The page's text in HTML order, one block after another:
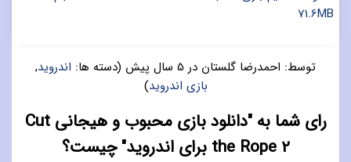
71.6MB
توسط: احمدرضا گلستان در 5 سال پیش (دسته ها: اندروید,
بازی اندروید)
رای شما به "دانلود بازی محبوب و هیجانی Cut
the Rope 2 برای اندروید" چیست؟